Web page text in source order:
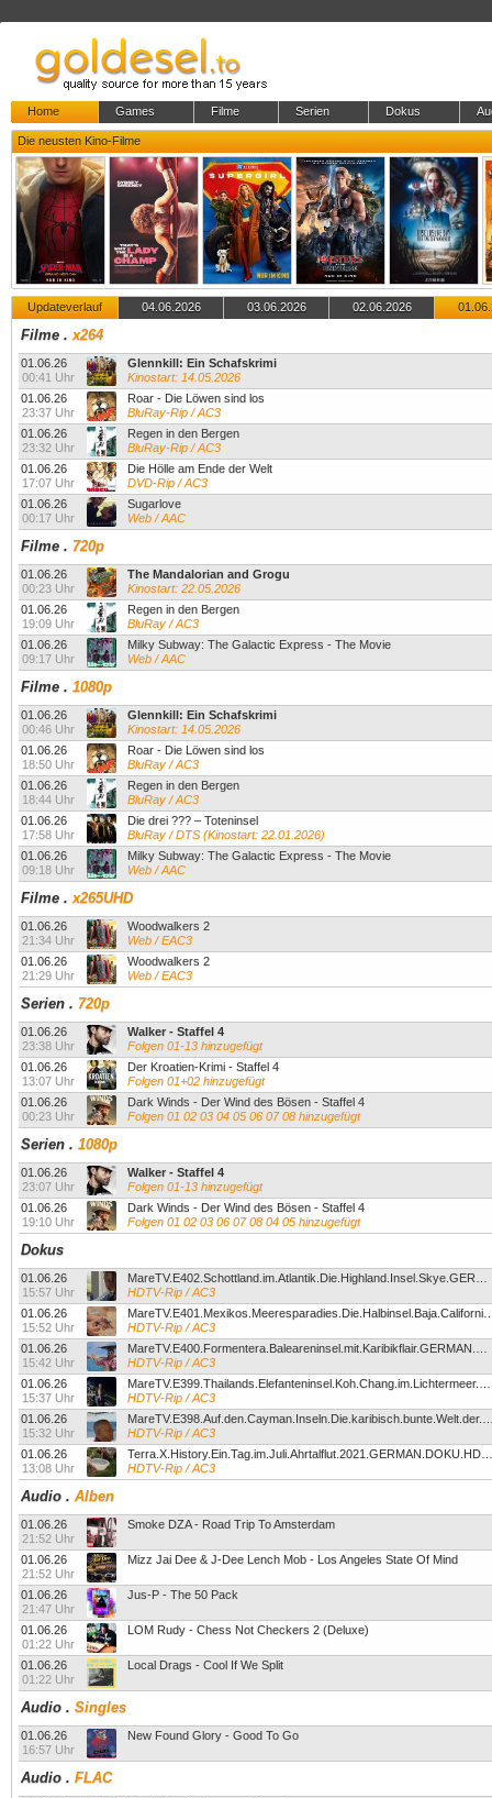
Home Games Filme Serien Dokus
Die neusten Kino-Filme
Updateverlauf 04.06.2026 03.06.2026 02.06.2026
Filme .x264
01.06.26
00:41 Uhr
Glennkill: Ein Schafskrimi
Kinostart: 14.05.2026
01.06.26
23:37 Uhr
Roar - Die Löwen sind los
BluRay-Rip / AC3
01.06.26
23:32 Uhr
Regen in den Bergen
BluRay-Rip / AC3
01.06.26
17:07 Uhr
Die Hölle am Ende der Welt
DVD-Rip / AC3
01.06.26
00:17 Uhr
Sugarlove
Web / AAC
Filme . 720p
01.06.26
00:23 Uhr
The Mandalorian and Grogu
Kinostart: 22.05.2026
01.06.26
19:09 Uhr
Regen in den Bergen
BluRay / AC3
01.06.26
09:17 Uhr
Milky Subway: The Galactic Express - The Movie
Web / AAC
Filme . 1080p
01.06.26
00:46 Uhr
Glennkill: Ein Schafskrimi
Kinostart: 14.05.2026
01.06.26
18:50 Uhr
Roar - Die Löwen sind los
BluRay / AC3
01.06.26
18:44 Uhr
Regen in den Bergen
BluRay / AC3
01.06.26
17:58 Uhr
Die drei ??? – Toteninsel
BluRay / DTS (Kinostart: 22.01.2026)
01.06.26
09:18 Uhr
Milky Subway: The Galactic Express - The Movie
Web / AAC
Filme .x265UHD
01.06.26
21:34 Uhr
Woodwalkers 2
Web / EAC3
01.06.26
21:29 Uhr
Woodwalkers 2
Web / EAC3
Serien . 720p
01.06.26
23:38 Uhr
Walker - Staffel 4
Folgen 01-13 hinzugefügt
01.06.26
13:07 Uhr
Der Kroatien-Krimi - Staffel 4
Folgen 01+02 hinzugefügt
01.06.26
00:23 Uhr
Dark Winds - Der Wind des Bösen - Staffel 4
Folgen 01 02 03 04 05 06 07 08 hinzugefügt
Serien . 1080p
01.06.26
23:07 Uhr
Walker - Staffel 4
Folgen 01-13 hinzugefügt
01.06.26
19:10 Uhr
Dark Winds - Der Wind des Bösen - Staffel 4
Folgen 01 02 03 06 07 08 04 05 hinzugefügt
Dokus
01.06.26
15:57 Uhr
HDTV-Rip / AC3
01.06.26
15:52 Uhr
HDTV-Rip / AC3
01.06.26
15:42 Uhr
HDTV-Rip / AC3
01.06.26
15:37 Uhr
HDTV-Rip / AC3
01.06.26
15:32 Uhr
HDTV-Rip / AC3
01.06.26
13:08 Uhr
HDTV-Rip / AC3
Audio . Alben
01.06.26
21:52 Uhr
Smoke DZA - Road Trip To Amsterdam
01.06.26
21:52 Uhr
Mizz Jai Dee & J-Dee Lench Mob - Los Angeles State Of Mind
01.06.26
21:47 Uhr
Jus-P - The 50 Pack
01.06.26
01:22 Uhr
LOM Rudy - Chess Not Checkers 2 (Deluxe)
01.06.26
01:22 Uhr
Local Drags - Cool If We Split
Audio . Singles
01.06.26
16:57 Uhr
New Found Glory - Good To Go
Audio . FLAC